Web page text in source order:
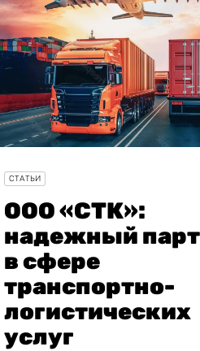
СТАТЬИ
ООО «СТК»:
надежный
в сфере
транспортно-
логистических
услуг